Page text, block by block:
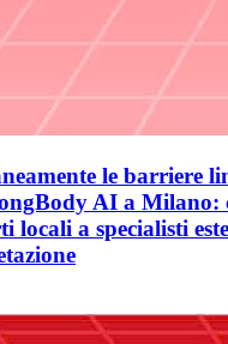
le barriere
AI a Milano:
locali a specialisti